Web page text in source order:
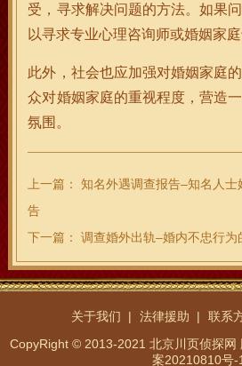
受，寻求解决问题的方法。如果
以寻求专业心理咨询师或婚姻家庭
此外，社会也应加强对婚姻家庭
众对婚姻家庭的重视程度，营造
氛围。
上一篇：
知名外遇调查报告–知名人
告
下一篇：
调查婚外出轨–婚内不忠行为
关于我们 法律援助 联系
CopyRight © 2013-2021 北京川页侦探网
案20210810号-1